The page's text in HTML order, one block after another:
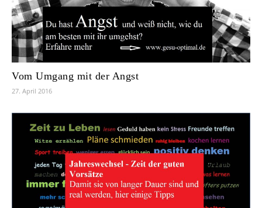
Vom Umgang mit der Angst
27. April 2016